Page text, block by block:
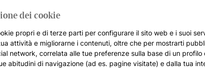
dei cookie
propri e di terze parti per configurare il sito web e i suoi
attività e migliorarne i contenuti, oltre che per mostrarti
network, correlata alle tue preferenze sulla base di un profilo
abitudini di navigazione (ad es. pagine visitate) e dalla tua